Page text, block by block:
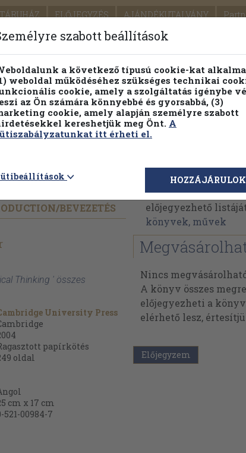
ELŐJEGYZÉS AJÁNDÉKUTALVÁNY
PILLANATNYI ÁRAINK FENNTARTHATÓ
Részletes kereső Témaköri fa
BEVEZETÉS
Thinking ' összes
University Press
papírkötés
oldal
cm x 17 cm
521-00984-7
Alec Fisher
Alec Fisher
előjegyezhető
könyvek, művek
Nincs
A könyv összes
előjegyezheti a
elérhető lesz,
Előjegyzem
szabott beállítások
a következő típusú cookie-kat
weboldal működéséhez szükséges technikai
cookie, amely a szolgáltatás igénybe
az Ön számára könnyebbé és gyorsabbá, (3)
cookie, amely alapján személyre szabott
kereshetjük meg Önt. A
itt érheti el.
HOZZÁJÁRULOK